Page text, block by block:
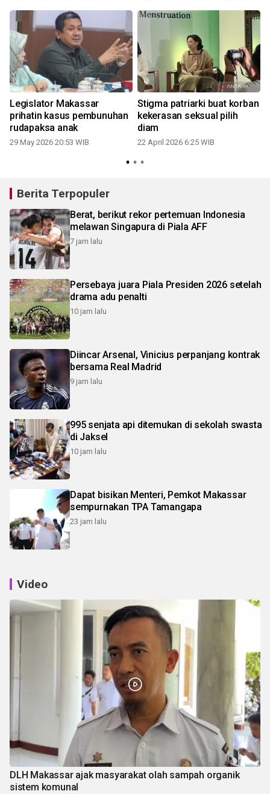
Legislator Makassar
prihatin kasus pembunuhan
rudapaksa anak
29 May 2026 20:53 WIB
Stigma patriarki buat korban
kekerasan seksual pilih
diam
22 April 2026 6:25 WIB
Berita Terpopuler
Berat, berikut rekor pertemuan Indonesia
melawan Singapura di Piala AFF
7 jam lalu
Persebaya juara Piala Presiden 2026 setelah
drama adu penalti
10 jam lalu
Diincar Arsenal, Vinicius perpanjang kontrak
bersama Real Madrid
9 jam lalu
995 senjata api ditemukan di sekolah swasta
di Jaksel
10 jam lalu
Dapat bisikan Menteri, Pemkot Makassar
sempurnakan TPA Tamangapa
23 jam lalu
Video
DLH Makassar ajak masyarakat olah sampah organik
sistem komunal